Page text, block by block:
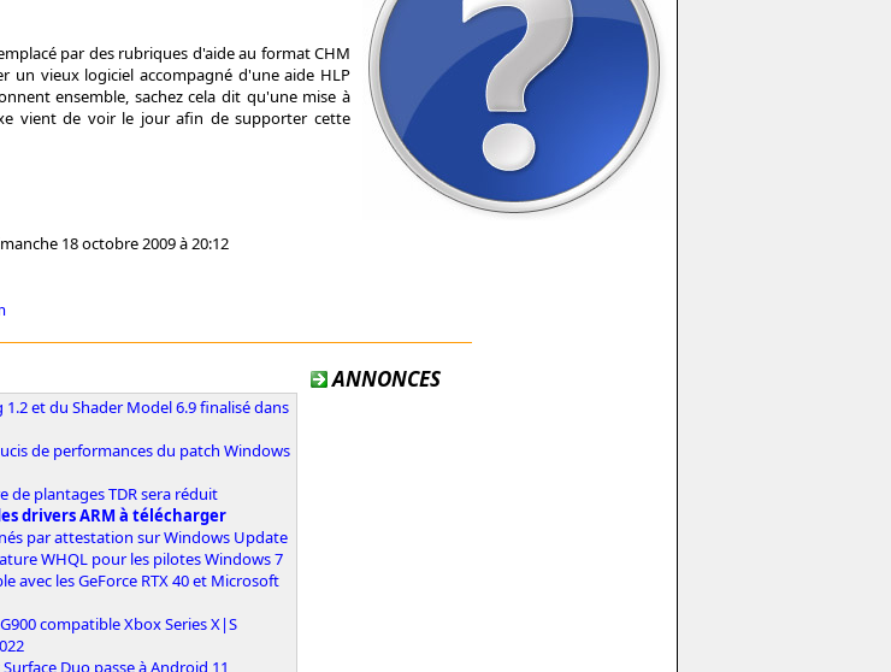
par des rubriques d'aide au format CHM
un vieux logiciel accompagné d'une aide HLP
ensemble, sachez cela dit qu'une mise à
vient de voir le jour afin de supporter cette
18 octobre 2009 à 20:12
et du Shader Model 6.9 finalisé dans
de performances du patch Windows
de plantages TDR sera réduit
drivers ARM à télécharger
par attestation sur Windows Update
WHQL pour les pilotes Windows 7
avec les GeForce RTX 40 et Microsoft
compatible Xbox Series X|S
Duo passe à Android 11
ANNONCES